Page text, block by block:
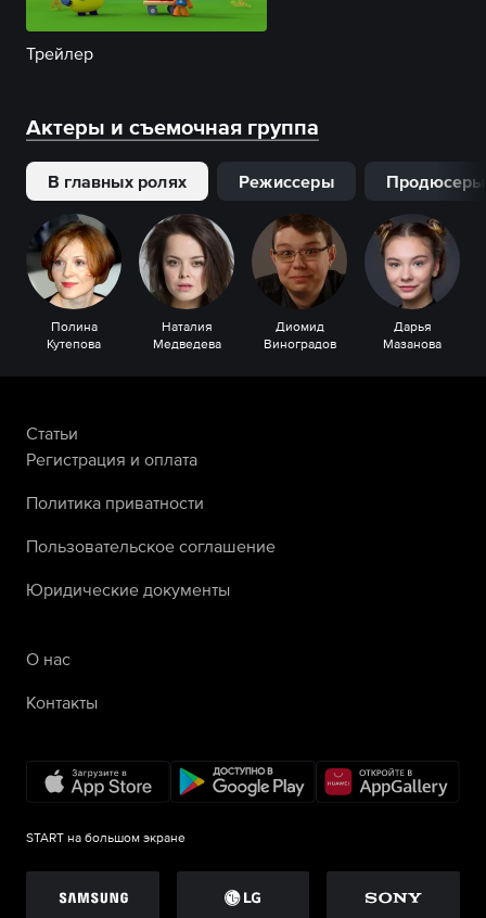
Трейлер
Актеры и съемочная группа
В главных ролях Режиссеры Продюсеры
Полина
Кутепова
Наталия
Медведева
Диомид
Виноградов
Дарья
Мазанова
Статьи
Регистрация и оплата
Политика приватности
Пользовательское соглашение
Юридические документы
О нас
Контакты
START на большом экране